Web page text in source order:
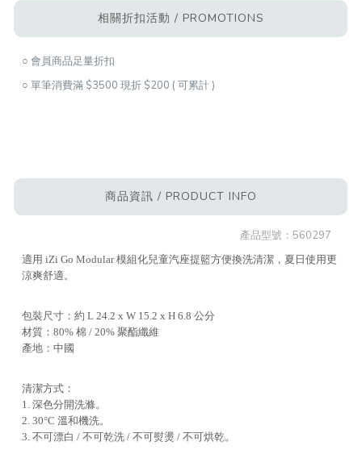
相關折扣活動 / PROMOTIONS
○ 會員商品足量折扣
○ 單筆消費滿 $3500 現折 $200 ( 可累計 )
商品資訊 / PRODUCT INFO
產品型號： 560297
適用 iZi Go Modular 模組化兒童汽座提籃方便換洗清潔，夏日使用更
涼爽舒適。
包裝尺寸：約 L 24.2 x W 15.2 x H 6.8 公分
材質：80% 棉 / 20% 聚酯纖維
產地：中國
清潔方式：
1. 深色分開洗滌。
2. 30°C 溫和機洗。
3. 不可漂白 / 不可乾洗 / 不可熨燙 / 不可烘乾。